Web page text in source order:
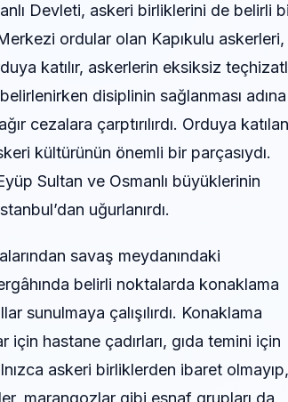
Devleti, askeri birliklerini de belirli
ordular olan Kapıkulu askerleri,
katılır, askerlerin eksiksiz
disiplinin sağlanması adına
cezalara çarptırılırdı. Orduya katılan
kültürünün önemli bir parçasıydı.
Sultan ve Osmanlı büyüklerinin
uğurlanırdı.
savaş meydanındaki
belirli noktalarda konaklama
sunulmaya çalışılırdı. Konaklama
hastane çadırları, gıda temini için
askeri birliklerden ibaret olmayıp,
marangozlar gibi esnaf grupları da